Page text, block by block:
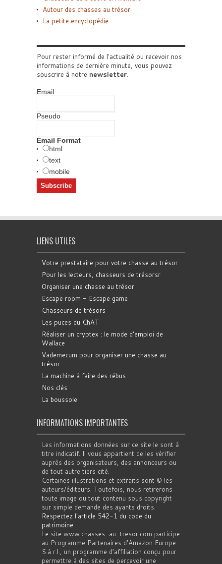
Autour des chasses au trésor
La petite encyclopédie
Pour rester informé de l'actualité ou recevoir nos
informations de dernière minute, vous pouvez
souscrire à notre newsletter.
Email
Pseudo
Email Format
html
text
mobile
LIENS UTILES
Votre prestataire pour votre chasse au trésor
Pour les lecteurs, chasseurs de trésorsr
Organiser une chasse au trésor
Escape room - Escape game
Chasseurs de trésors
Les puces du ChAT
Réaliser un cryptex : le mode d'emploi de
Wallace
Vademecum pour organiser une chasse au
trésor
La machine à faire des rébus
Nos clés
La boussole
INFORMATIONS IMPORTANTES
Les informations données sur ce site le sont à
titre indicatif. Il vous appartient de les vérifier
auprès des organisateurs, des annonceurs ou
de tout autre tiers cité.
Certaines illustrations et extraits sont © les
auteurs/éditeurs. Toutefois, nous retirerons
toute image ou tout contenu sous copyright
sur simple demande des ayants droits.
Respectez l'article 542-1 du code du
patrimoine.
Le site www.chasses-au-tresor.com participe
au Programme Partenaires d’Amazon Europe
S.à r.l., un programme d’affiliation conçu pour
permettre à des sites de percevoir une